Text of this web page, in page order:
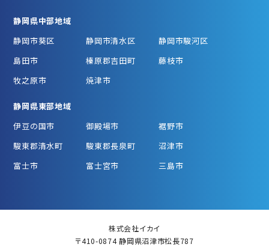
静岡県中部地域
静岡市葵区
静岡市清水区
静岡市駿河区
島田市
榛原郡吉田町
藤枝市
牧之原市
焼津市
静岡県東部地域
伊豆の国市
御殿場市
裾野市
駿東郡清水町
駿東郡長泉町
沼津市
富士市
富士宮市 三島市
株式会社イカイ
〒410-0874 静岡県沼津市松長787